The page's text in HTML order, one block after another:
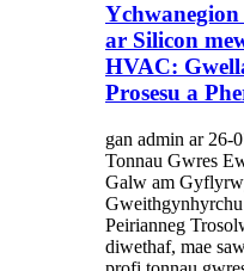
ar Silicon
HVAC:
Prosesu a
gan admin ar 26-
Tonnau Gwres
Galw am
Peirianneg
diwethaf, mae